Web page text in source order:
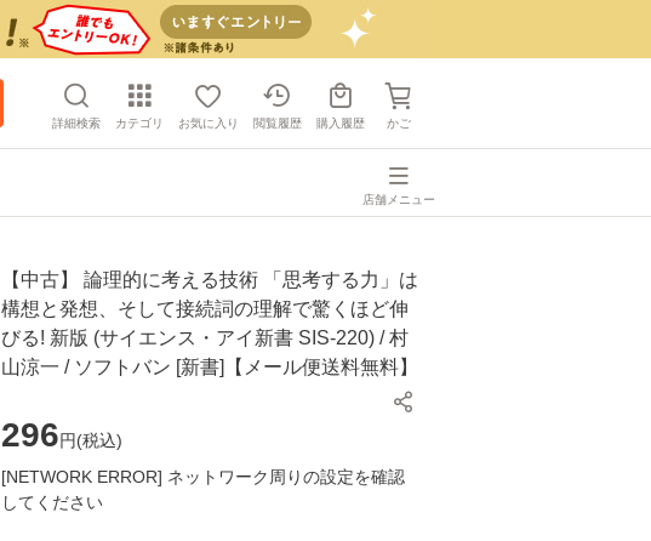
詳細検索 カテゴリ お気に入り 閲覧履歴 購入履歴 かご
店舗メニュー
【中古】 論理的に考える技術 「思考する力」は
構想と発想、そして接続詞の理解で驚くほど伸
びる! 新版 (サイエンス・アイ新書 SIS-220) / 村
山涼一 / ソフトバン [新書]【メール便送料無料】
296円(税込)
[NETWORK ERROR] ネットワーク周りの設定を確認
してください